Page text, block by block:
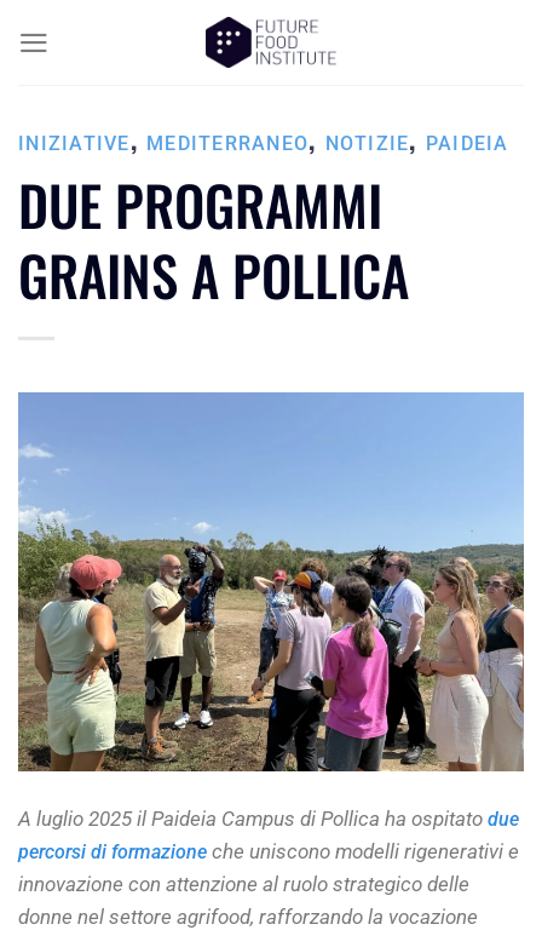
INIZIATIVE, MEDITERRANEO, NOTIZIE, PAIDEIA
DUE PROGRAMMI
GRAINS A POLLICA
A luglio 2025 il Paideia Campus di Pollica ha ospitato due
percorsi di formazione che uniscono modelli rigenerativi e
innovazione con attenzione al ruolo strategico delle
donne nel settore agrifood, rafforzando la vocazione